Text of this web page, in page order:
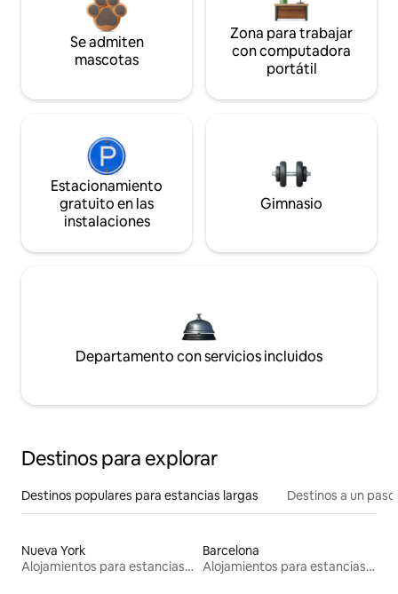
Se admiten
mascotas
Zona para trabajar
con computadora
portátil
Estacionamiento
gratuito en las
instalaciones
Gimnasio
Departamento con servicios incluidos
Destinos para explorar
Destinos populares para estancias largas Destinos a un
Nueva York
Alojamientos para estancias largas
Barcelona
Alojamientos para estancias largas